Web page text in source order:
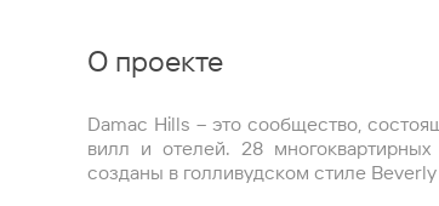
О проекте
Damac Hills – это сообщество,
вилл и отелей. 28
созданы в голливудском стиле